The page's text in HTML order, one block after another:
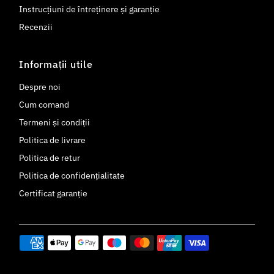
Instrucțiuni de întreținere și garanție
Recenzii
Informații utile
Despre noi
Cum comand
Termeni și condiții
Politica de livrare
Politica de retur
Politica de confidențialitate
Certificat garanție